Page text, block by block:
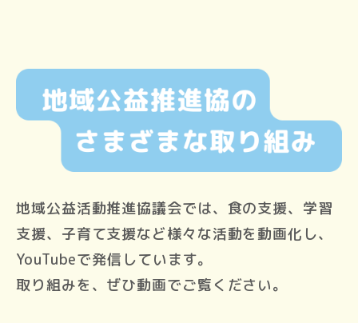
地域公益活動推進協議会では、食の支援、学習
支援、子育て支援など様々な活動を動画化し、
YouTubeで発信しています。
取り組みを、ぜひ動画でご覧ください。